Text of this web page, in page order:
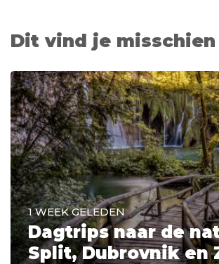
Dit vind je
1 WEEK GELEDEN
Dagtrips naar de
Split, Dubrovnik en